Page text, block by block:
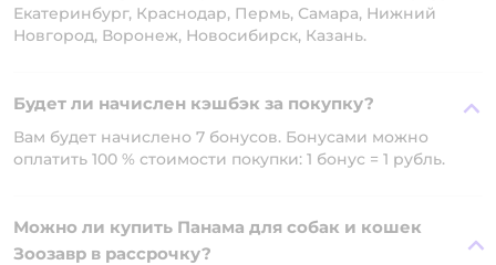
Екатеринбург, Краснодар, Пермь, Самара, Нижний
Новгород, Воронеж, Новосибирск, Казань.
Будет ли начислен кэшбэк за покупку?
Вам будет начислено 7 бонусов. Бонусами можно
оплатить 100 % стоимости покупки: 1 бонус = 1 рубль.
Можно ли купить Панама для собак и кошек
Зоозавр в рассрочку?